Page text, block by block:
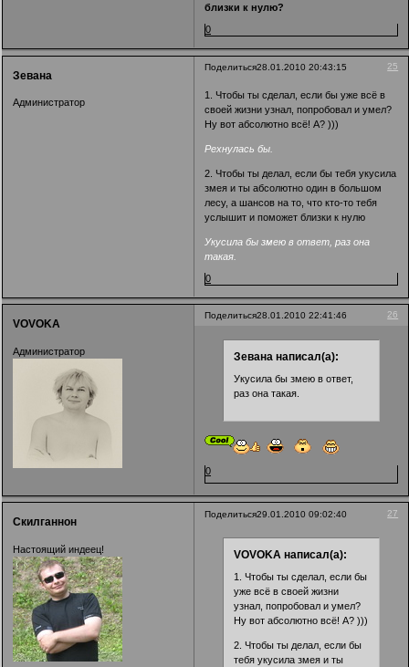
близки к нулю?
0
Поделиться 25
28.01.2010 20:43:15
Зевана
Администратор
1. Чтобы ты сделал, если бы уже всё в
своей жизни узнал, попробовал и умел?
Ну вот абсолютно всё! А? )))
Рехнулась бы.
2. Чтобы ты делал, если бы тебя укусила
змея и ты абсолютно один в большом
лесу, а шансов на то, что кто-то тебя
услышит и поможет близки к нулю
Укусила бы змею в ответ, раз она
такая.
0
Поделиться 26
28.01.2010 22:41:46
VOVOKA
Администратор Зевана написал(а):
Укусила бы змею в ответ,
раз она такая.
0
Поделиться 27
29.01.2010 09:02:40
Скилганнон
Настоящий индеец! VOVOKA написал(а):
1. Чтобы ты сделал, если бы
уже всё в своей жизни
узнал, попробовал и умел?
Ну вот абсолютно всё! А? )))
2. Чтобы ты делал, если бы
тебя укусила змея и ты